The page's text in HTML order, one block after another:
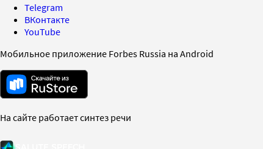
Telegram
ВКонтакте
YouTube
Мобильное приложение Forbes Russia на Android
На сайте работает синтез речи